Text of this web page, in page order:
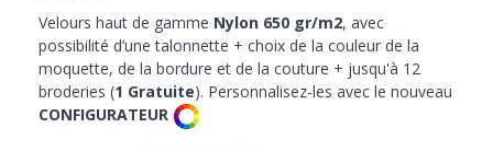
Velours haut de gamme Nylon 650 gr/m2, avec
possibilité d’une talonnette + choix de la couleur de la
moquette, de la bordure et de la couture + jusqu'à 12
broderies (1 Gratuite). Personnalisez-les avec le nouveau
CONFIGURATEUR